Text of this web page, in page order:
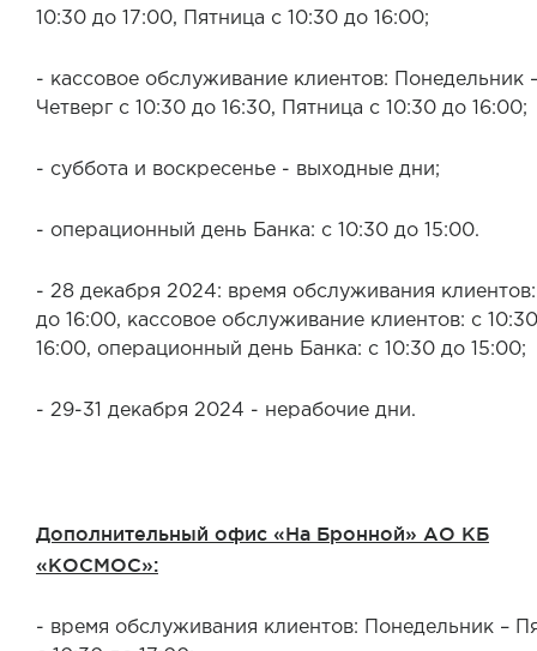
10:30 до 17:00, Пятница с 10:30 до 16:00;
- кассовое обслуживание клиентов: Понедельник
Четверг с 10:30 до 16:30, Пятница с 10:30 до 16:00;
- суббота и воскресенье - выходные дни;
- операционный день Банка: с 10:30 до 15:00.
- 28 декабря 2024: время обслуживания
до 16:00, кассовое обслуживание клиентов: с
16:00, операционный день Банка: с 10:30 до 15:00;
- 29-31 декабря 2024 - нерабочие дни.
Дополнительный офис «На Бронной» АО КБ
«КОСМОС»:
- время обслуживания клиентов: Понедельник –